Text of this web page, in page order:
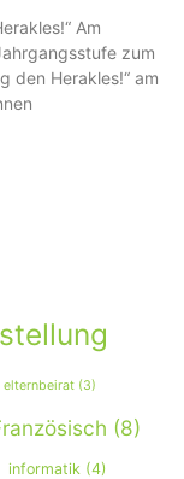
Am
zum
den Herakles!“ am
elternbeirat (3)
(8)
informatik (4)